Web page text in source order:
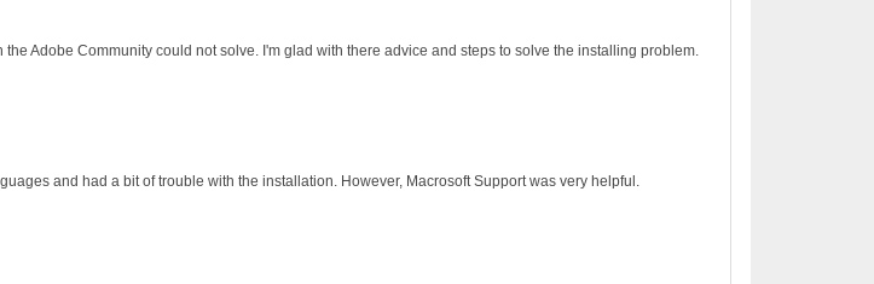
Adobe Community could not solve. I'm glad with there advice and steps to solve the installing problem.
and had a bit of trouble with the installation. However, Macrosoft Support was very helpful.